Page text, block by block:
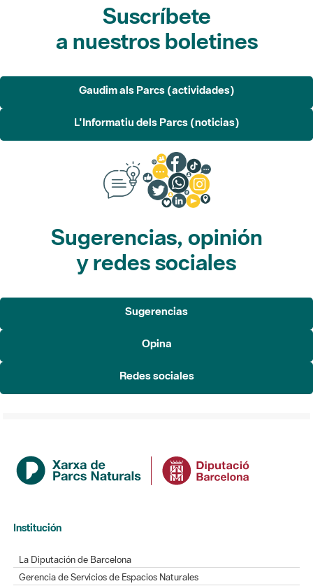
Suscríbete
a nuestros boletines
Gaudim als Parcs (actividades)
L'Informatiu dels Parcs (noticias)
Sugerencias, opinión
y redes sociales
Sugerencias
Opina
Redes sociales
Institución
La Diputación de Barcelona
Gerencia de Servicios de Espacios Naturales